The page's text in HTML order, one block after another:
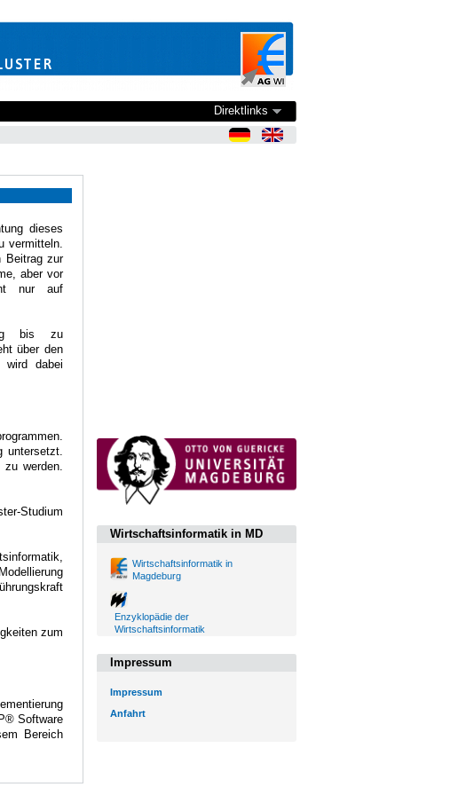
Direktlinks
dieses
vermitteln.
Beitrag zur
aber vor
nur auf
bis zu
über den
wird dabei
untersetzt.
werden.
Studium
zum
Software
Bereich
Wirtschaftsinformatik in MD
Wirtschaftsinformatik in
Magdeburg
Enzyklopädie der
Wirtschaftsinformatik
Impressum
Impressum
Anfahrt